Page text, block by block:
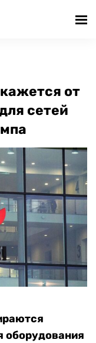
от
сетей
оборудования